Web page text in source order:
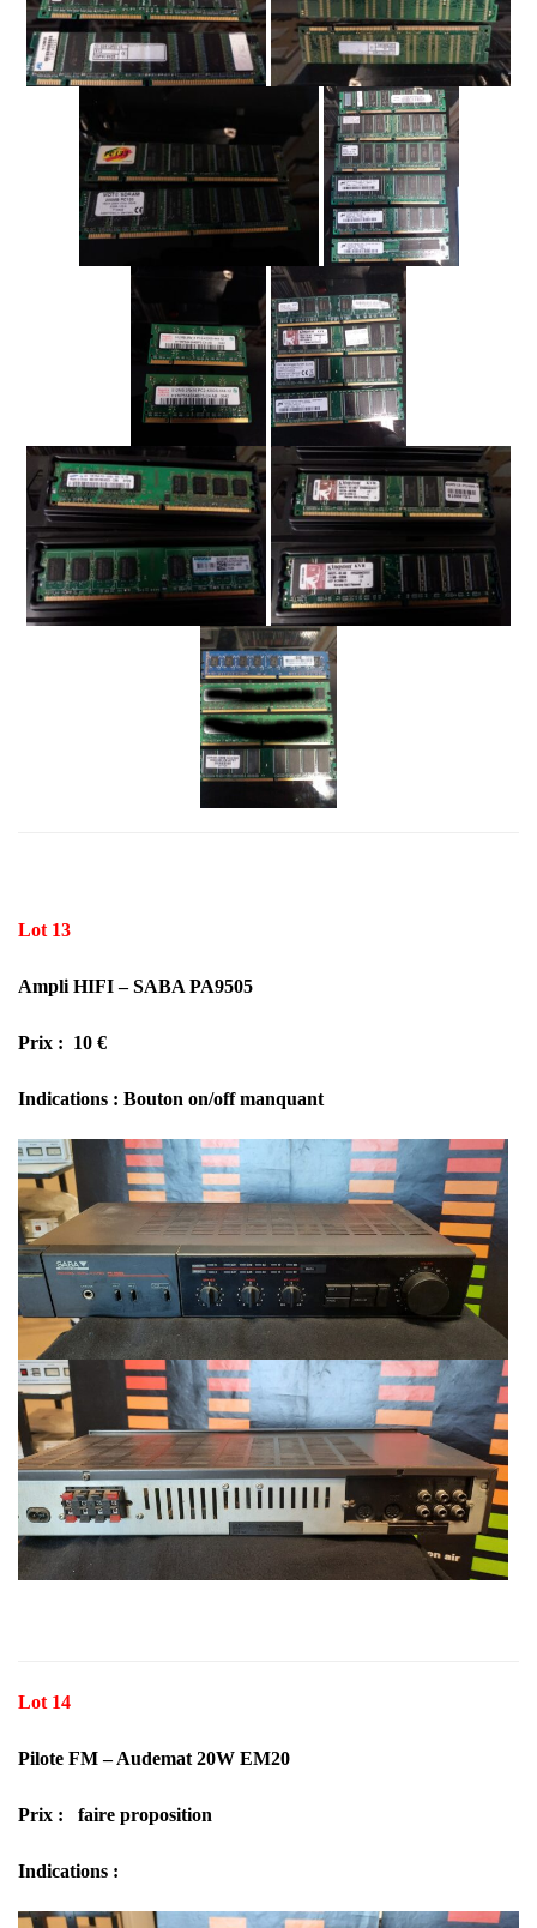
Lot 13
Ampli HIFI – SABA PA9505
Prix : 10 €
Indications : Bouton on/off manquant
Lot 14
Pilote FM – Audemat 20W EM20
Prix : faire proposition
Indications :